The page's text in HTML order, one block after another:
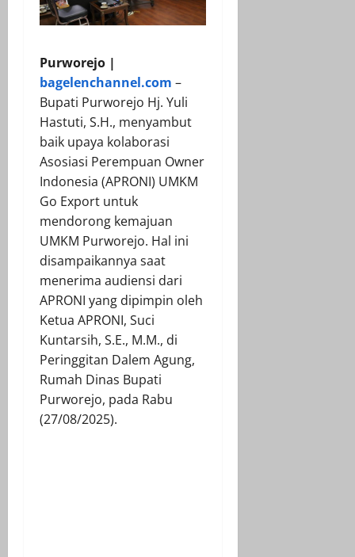
Purworejo |
bagelenchannel.com –
Bupati Purworejo Hj. Yuli
Hastuti, S.H., menyambut
baik upaya kolaborasi
Asosiasi Perempuan Owner
Indonesia (APRONI) UMKM
Go Export untuk
mendorong kemajuan
UMKM Purworejo. Hal ini
disampaikannya saat
menerima audiensi dari
APRONI yang dipimpin oleh
Ketua APRONI, Suci
Kuntarsih, S.E., M.M., di
Peringgitan Dalem Agung,
Rumah Dinas Bupati
Purworejo, pada Rabu
(27/08/2025).